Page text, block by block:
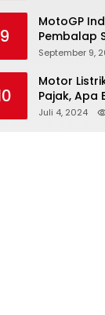
9
MotoGP
Pembalap
September 9,
Motor
Pajak, Apa
Juli 4, 2024